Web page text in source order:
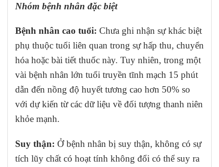
Nhóm bệnh nhân đặc biệt
Bệnh nhân cao tuổi: Chưa ghi nhận sự khác biệt
phụ thuộc tuổi liên quan trong sự hấp thu, chuyển
hóa hoặc bài tiết thuốc này. Tuy nhiên, trong một
vài bệnh nhân lớn tuổi truyền tĩnh mạch 15 phút
dẫn đến nồng độ huyết tương cao hơn 50% so
với dự kiến từ các dữ liệu về đối tượng thanh niên
khỏe mạnh.
Suy thận: Ở bệnh nhân bị suy thận, không có sự
tích lũy chất có hoạt tính không đổi có thể suy ra